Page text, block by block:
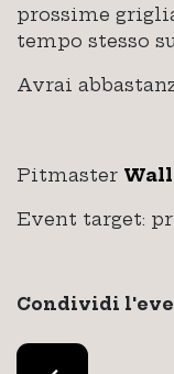
prossime
tempo stesso
Avrai
Pitmaster
Event target:
Condividi